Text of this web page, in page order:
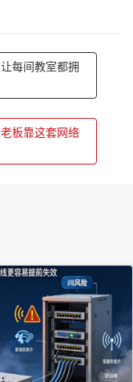
每间教室都拥
板靠这套网络